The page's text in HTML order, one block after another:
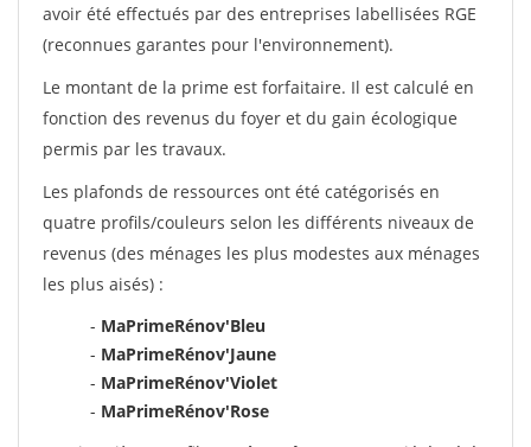
avoir été effectués par des entreprises labellisées RGE
(reconnues garantes pour l'environnement).
Le montant de la prime est forfaitaire. Il est calculé en
fonction des revenus du foyer et du gain écologique
permis par les travaux.
Les plafonds de ressources ont été catégorisés en
quatre profils/couleurs selon les différents niveaux de
revenus (des ménages les plus modestes aux ménages
les plus aisés) :
- MaPrimeRénov'Bleu
- MaPrimeRénov'Jaune
- MaPrimeRénov'Violet
- MaPrimeRénov'Rose